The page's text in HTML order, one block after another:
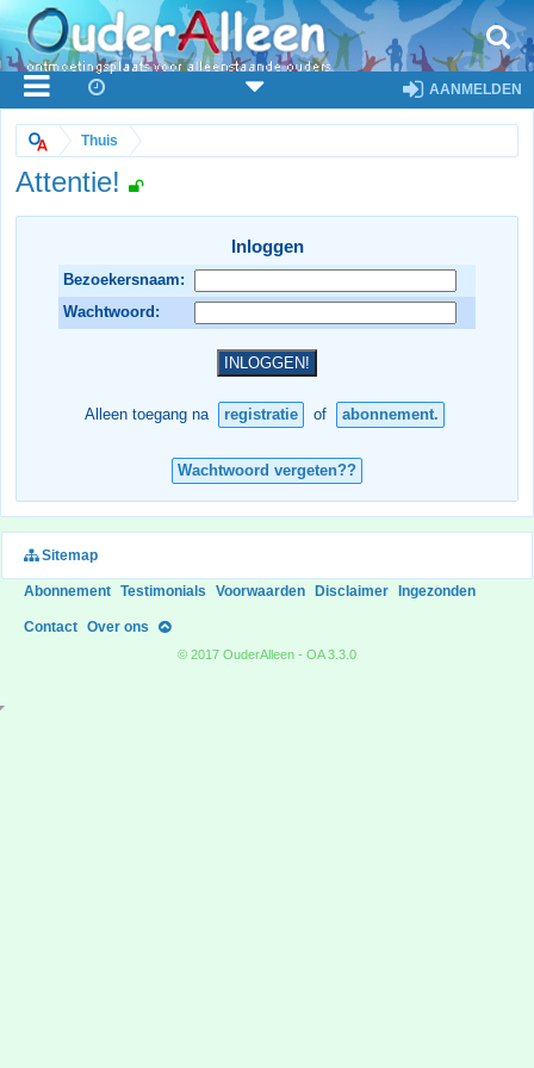
AANMELDEN
Thuis
Attentie!
Inloggen
Bezoekersnaam:
Wachtwoord:
Alleen toegang na registratie of abonnement.
Wachtwoord vergeten??
Sitemap
Abonnement Testimonials Voorwaarden Disclaimer Ingezonden
Contact Over ons
© 2017 OuderAlleen - OA 3.3.0